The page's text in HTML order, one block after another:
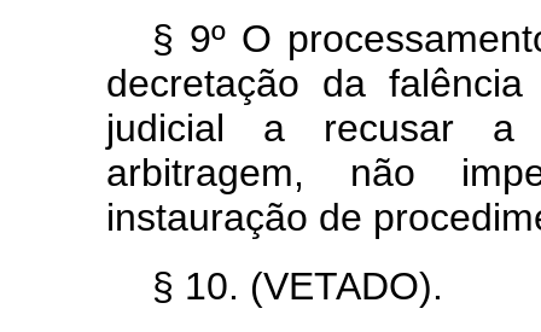
§ 9º O
decretação da
judicial a recusar a
arbitragem, não
instauração de
§ 10. (VETADO).